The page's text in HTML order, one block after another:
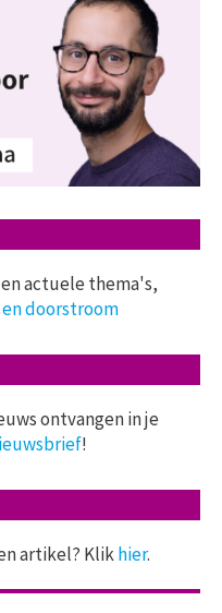
actuele thema's,
en doorstroom
ontvangen in je
!
artikel? Klikhier.